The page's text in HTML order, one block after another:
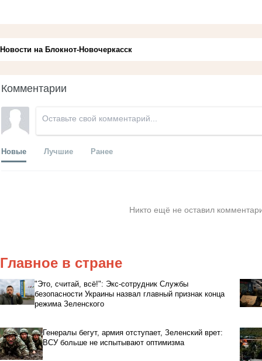
Новости на Блoкнoт-Новочеркасск
Комментарии
Новые Лучшие Ранее
Никто ещё не оставил
Главное в стране
"Это, считай, всё!": Экс-сотрудник Службы
безопасности Украины назвал главный признак конца
режима Зеленского
Генералы бегут, армия отступает, Зеленский врет:
ВСУ больше не испытывают оптимизма